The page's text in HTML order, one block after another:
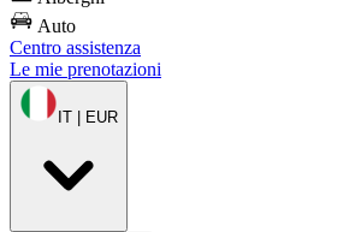
Auto
Centro assistenza
Le mie prenotazioni
IT | EUR